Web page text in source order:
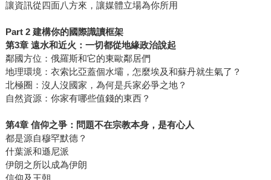
讓資訊從四面八方來，讓媒體立場為你所用
Part 2 建構你的國際識讀框架
第3章 遠水和近火：一切都從地緣政治說起
鄰國方位：俄羅斯和它的東歐鄰居們
地理環境：衣索比亞蓋個水壩，怎麼埃及和蘇丹就生氣了？
北極圈：沒人沒國家，為何是兵家必爭之地？
自然資源：你家有哪些值錢的東西？
第4章 信仰之爭：問題不在宗教本身，是有心人
都是源自穆罕默德？
什葉派和遜尼派
伊朗之所以成為伊朗
信仰及王朝